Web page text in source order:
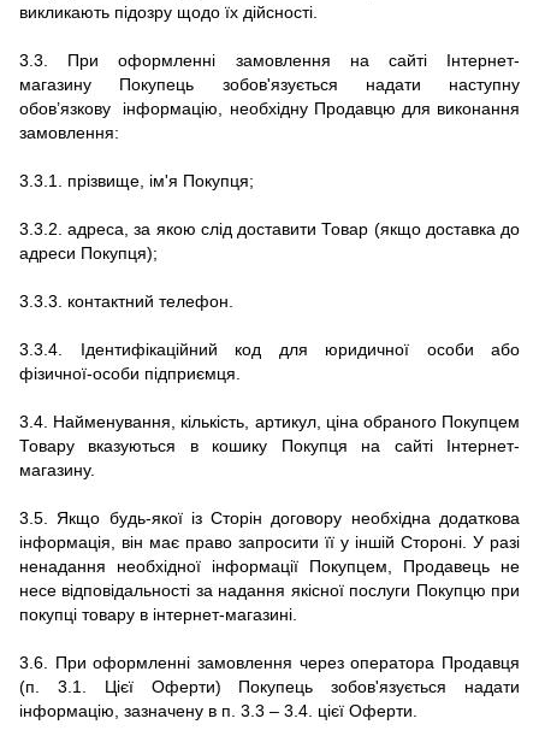
викликають підозру щодо їх дійсності.
3.3. При оформленні замовлення на сайті
Інтернет-
магазину
Покупець зобов'язується надати наступну
обов’язкову інформацію, необхідну Продавцю для виконання
замовлення:
3.3.1. прізвище, ім'я Покупця;
3.3.2. адреса, за якою слід доставити Товар (якщо доставка до
адреси Покупця);
3.3.3. контактний телефон.
3.3.4. Ідентифікаційний код для юридичної особи або
фізичної-особи підприємця.
3.4. Найменування, кількість, артикул, ціна обраного Покупцем
Товару вказуються в кошику Покупця на сайті
Інтернет-
магазину.
3.5.
Якщо будь-якої із Сторін договору необхідна додаткова
інформація, він має право запросити її у іншій Стороні. У разі
ненадання необхідної інформації Покупцем, Продавець не
несе відповідальності за надання якісної послуги Покупцю при
покупці товару в інтернет-магазині.
3.6.
При оформленні замовлення через оператора Продавця
(п. 3.1. Цієї Оферти) Покупець зобов'язується надати
інформацію, зазначену в п. 3.3 – 3.4. цієї Оферти.